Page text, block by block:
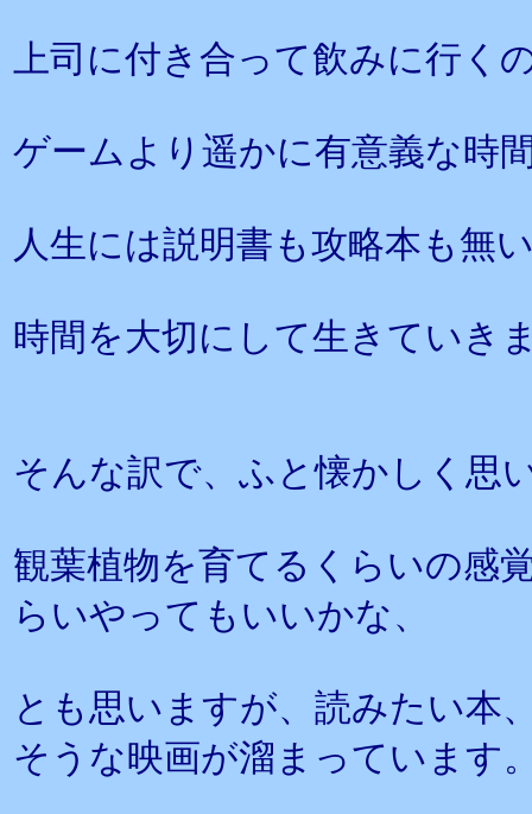
上司に付き合って飲みに行く
ゲームより遥かに有意義な時
人生には説明書も攻略本も無
時間を大切にして生きていき
そんな訳で、ふと懐かしく思
観葉植物を育てるくらいの感
らいやってもいいかな、
とも思いますが、読みたい本
そうな映画が溜まっています